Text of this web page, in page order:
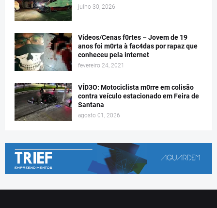
julho 30, 2026
Vídeos/Cenas f0rtes – Jovem de 19
anos foi m0rta à fac4das por rapaz que
conheceu pela internet
fevereiro 24, 2021
VÍD3O: Motociclista m0rre em colisão
contra veículo estacionado em Feira de
Santana
agosto 01, 2026